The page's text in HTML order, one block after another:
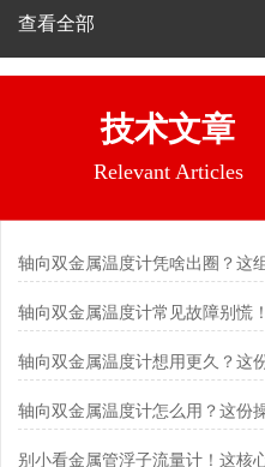
查看全部
技术文章
Relevant Articles